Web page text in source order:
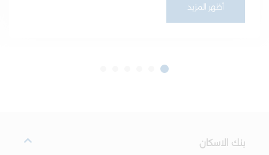
أظهر المزيد
بنك الاسكان